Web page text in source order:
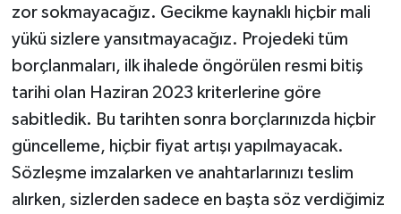
zor sokmayacağız. Gecikme kaynaklı hiçbir mali
yükü sizlere yansıtmayacağız. Projedeki tüm
borçlanmaları, ilk ihalede öngörülen resmi bitiş
tarihi olan Haziran 2023 kriterlerine göre
sabitledik. Bu tarihten sonra borçlarınızda hiçbir
güncelleme, hiçbir fiyat artışı yapılmayacak.
Sözleşme imzalarken ve anahtarlarınızı teslim
alırken, sizlerden sadece en başta söz verdiğimiz